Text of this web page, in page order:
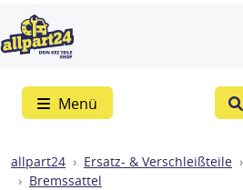
Menü
allpart24 Ersatz- & Verschleißteile
Bremssattel